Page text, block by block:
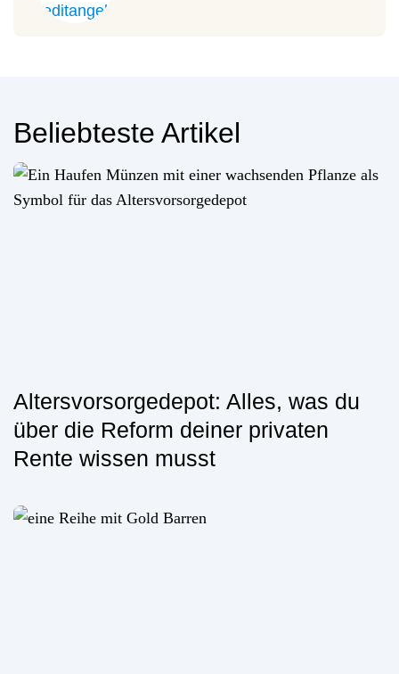
Beliebteste Artikel
Altersvorsorgedepot: Alles, was du
über die Reform deiner privaten
Rente wissen musst